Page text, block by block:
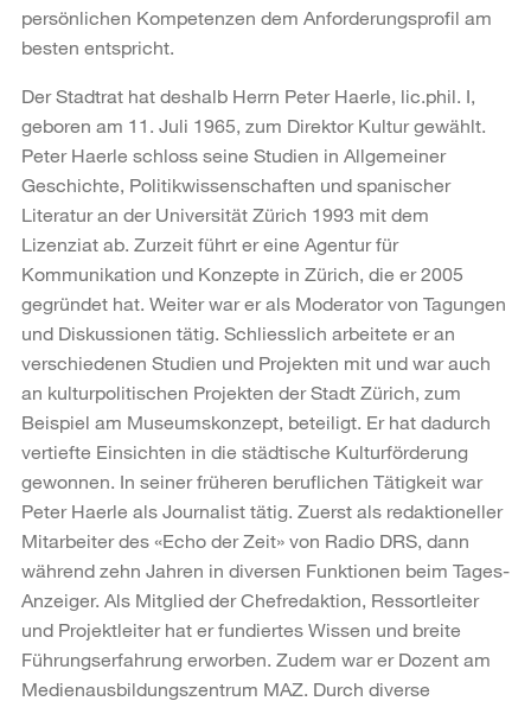
persönlichen Kompetenzen dem Anforderungsprofil am
besten entspricht.
Der Stadtrat hat deshalb Herrn Peter Haerle, lic.phil. I,
geboren am 11. Juli 1965, zum Direktor Kultur gewählt.
Peter Haerle schloss seine Studien in Allgemeiner
Geschichte, Politikwissenschaften und spanischer
Literatur an der Universität Zürich 1993 mit dem
Lizenziat ab. Zurzeit führt er eine Agentur für
Kommunikation und Konzepte in Zürich, die er 2005
gegründet hat. Weiter war er als Moderator von Tagungen
und Diskussionen tätig. Schliesslich arbeitete er an
verschiedenen Studien und Projekten mit und war auch
an kulturpolitischen Projekten der Stadt Zürich, zum
Beispiel am Museumskonzept, beteiligt. Er hat dadurch
vertiefte Einsichten in die städtische Kulturförderung
gewonnen. In seiner früheren beruflichen Tätigkeit war
Peter Haerle als Journalist tätig. Zuerst als redaktioneller
Mitarbeiter des «Echo der Zeit» von Radio DRS, dann
während zehn Jahren in diversen Funktionen beim Tages-
Anzeiger. Als Mitglied der Chefredaktion, Ressortleiter
und Projektleiter hat er fundiertes Wissen und breite
Führungserfahrung erworben. Zudem war er Dozent am
Medienausbildungszentrum MAZ. Durch diverse